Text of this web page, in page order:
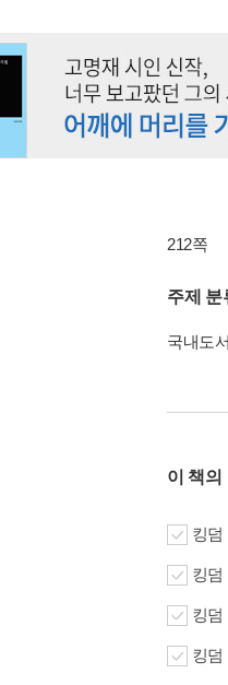
212쪽
주제 분
국내도
이 책의
킹덤
킹덤
킹덤
킹덤